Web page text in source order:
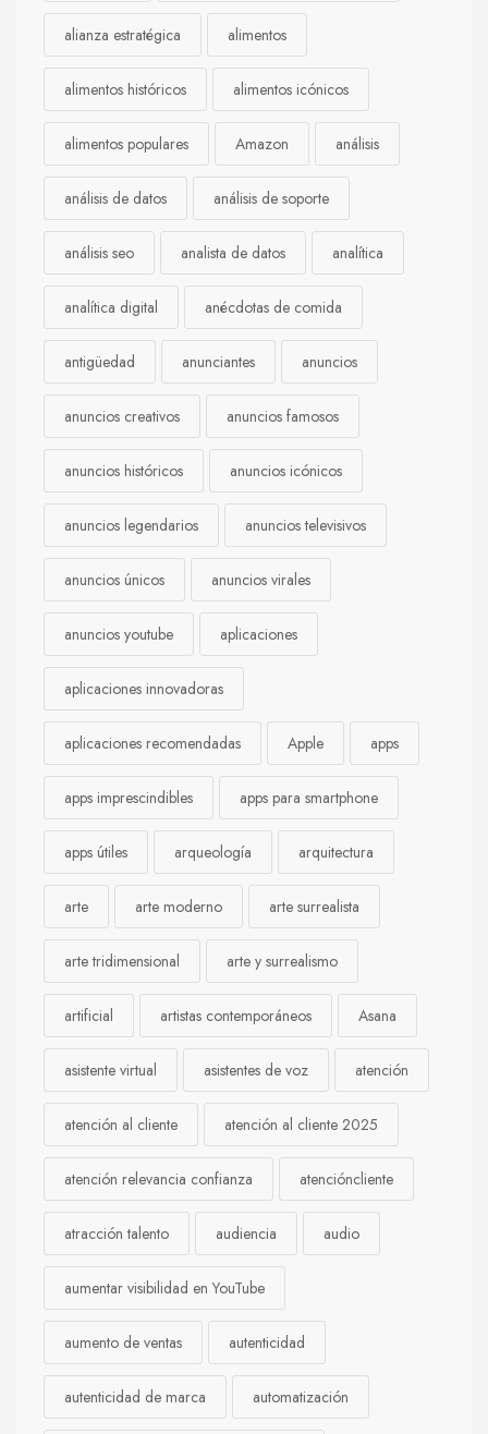
alianza estratégica alimentos
alimentos históricos alimentos icónicos
alimentos populares Amazon análisis
análisis de datos análisis de soporte
análisis seo analista de datos analítica
analítica digital anécdotas de comida
antigüedad anunciantes anuncios
anuncios creativos anuncios famosos
anuncios históricos anuncios icónicos
anuncios legendarios anuncios televisivos
anuncios únicos anuncios virales
anuncios youtube aplicaciones
aplicaciones innovadoras
aplicaciones recomendadas Apple apps
apps imprescindibles apps para smartphone
apps útiles arqueología arquitectura
arte arte moderno arte surrealista
arte tridimensional arte y surrealismo
artificial artistas contemporáneos Asana
asistente virtual asistentes de voz atención
atención al cliente atención al cliente 2025
atención relevancia confianza atencióncliente
atracción talento audiencia audio
aumentar visibilidad en YouTube
aumento de ventas autenticidad
autenticidad de marca automatización